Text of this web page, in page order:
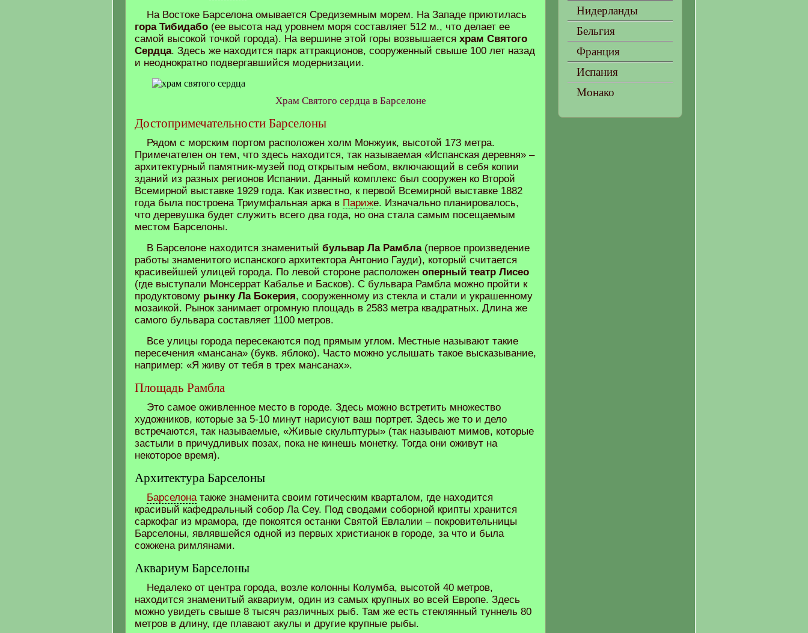
На Востоке Барселона омывается Средиземным морем. На Западе приютилась
гора Тибидабо (ее высота над уровнем моря составляет 512 м., что делает ее
самой высокой точкой города). На вершине этой горы возвышается храм Святого
Сердца. Здесь же находится парк аттракционов, сооруженный свыше 100 лет назад
и неоднократно подвергавшийся модернизации.
Храм Святого сердца в Барселоне
Достопримечательности Барселоны
Рядом с морским портом расположен холм Монжуик, высотой 173 метра.
Примечателен он тем, что здесь находится, так называемая «Испанская деревня» –
архитектурный памятник-музей под открытым небом, включающий в себя копии
зданий из разных регионов Испании. Данный комплекс был сооружен ко Второй
Всемирной выставке 1929 года. Как известно, к первой Всемирной выставке 1882
года была построена Триумфальная арка в Париже. Изначально планировалось,
что деревушка будет служить всего два года, но она стала самым посещаемым
местом Барселоны.
В Барселоне находится знаменитый бульвар Ла Рамбла(первое произведение
работы знаменитого испанского архитектора Антонио Гауди), который считается
красивейшей улицей города. По левой стороне расположен оперный театр Лисео
(где выступали Монсеррат Кабалье и Басков). С бульвара Рамбла можно пройти к
продуктовому рынку Ла Бокерия, сооруженному из стекла и стали и украшенному
мозаикой. Рынок занимает огромную площадь в 2583 метра квадратных. Длина же
самого бульвара составляет 1100 метров.
Все улицы города пересекаются под прямым углом. Местные называют такие
пересечения «мансана» (букв. яблоко). Часто можно услышать такое высказывание,
например: «Я живу от тебя в трех мансанах».
Площадь Рамбла
Это самое оживленное место в городе. Здесь можно встретить множество
художников, которые за 5-10 минут нарисуют ваш портрет. Здесь же то и дело
встречаются, так называемые, «Живые скульптуры» (так называют мимов, которые
застыли в причудливых позах, пока не кинешь монетку. Тогда они оживут на
некоторое время).
Архитектура Барселоны
Барселонатакже знаменита своим готическим кварталом, где находится
красивый кафедральный собор Ла Сеу. Под сводами соборной крипты хранится
саркофаг из мрамора, где покоятся останки Святой Евлалии – покровительницы
Барселоны, являвшейся одной из первых христианок в городе, за что и была
сожжена римлянами.
Аквариум Барселоны
Недалеко от центра города, возле колонны Колумба, высотой 40 метров,
находится знаменитый аквариум, один из самых крупных во всей Европе. Здесь
можно увидеть свыше 8 тысяч различных рыб. Там же есть стеклянный туннель 80
метров в длину, где плавают акулы и другие крупные рыбы.
Нидерланды
Бельгия
Франция
Испания
Монако